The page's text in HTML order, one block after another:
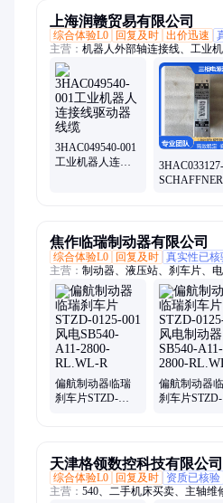
上海润赣贸易有限公司
综合体验L0
回复及时 出价迅速
主营： 机器人外部轴连接线、工业
轨、3HAC049540、安费线缆、喷
工业设备、拆机件、分拣蜘蛛手不
件、喷涂机器人中空手腕、安费偌
器、IGBT驱动变压器、变位机工业
5轴马达电机、机器人整流器 拆机
杆螺母套装、机械手臂6轴减速机
刀型熔断器、刀型熔断器、工业机
3HAC049540-001
工业机器人连接
SCHAFFNER
焦作临瑞制动器有限公司
综合体验L0
回复及时 真实性已核
主营： 制动器、液压站、刹车片、
动器、起重机刹车、断气刹车装置
置、安全刹车装置、风电转子刹车
偏航制动器临瑞
刹车片STZD-
偏航制动器
刹车片STZD-
天津格领数控科技有限公司
综合体验L0
回复及时 资质已核验
主营： 540、二手机床买卖、主轴维